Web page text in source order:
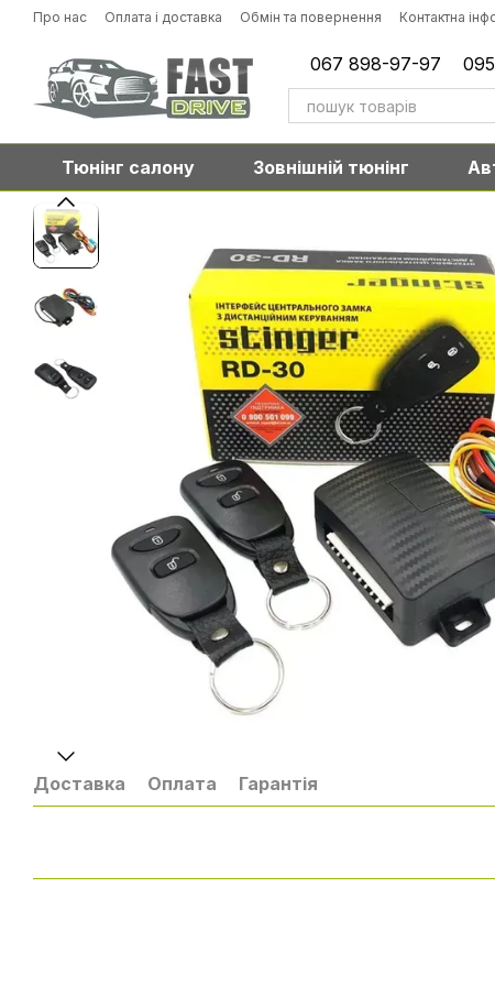
Перейти до основного контенту
Про нас Оплата і доставка Обмін та повернення Контактна
067 898-97-97
Тюнінг салону Зовнішній тюнінг
Доставка Оплата Гарантія